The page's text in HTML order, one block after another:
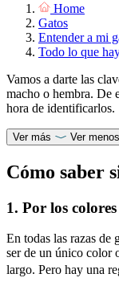
Home
Gatos
Entender a mi
Todo lo que
Vamos a darte las
macho o hembra. De
hora de identificarlos.
Ver más Ver menos
Cómo saber
1. Por los
En todas las razas de
ser de un único color
largo. Pero hay una